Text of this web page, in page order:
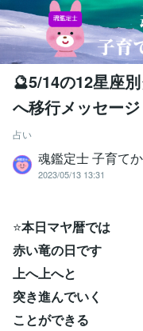
🔮5/14の12星座
へ移行メッセージ
占い
魂鑑定士 子育て
2023/05/13 13:31
⭐本日マヤ暦では
赤い竜の日です
上へ上へと
突き進んでいく
ことができる